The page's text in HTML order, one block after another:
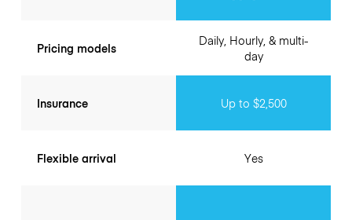
Pricing models
Insurance
Flexible arrival
Daily, Hourly, & multi-
day
Up to $2,500
Yes